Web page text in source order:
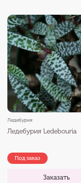
Ледебурия
Ледебурия Ledebouria
Под заказ
Заказать